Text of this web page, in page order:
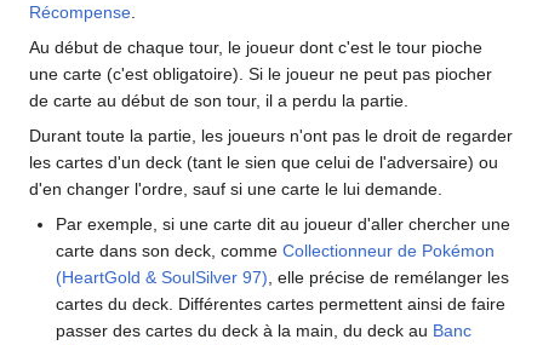
Récompense
Au début de chaque tour, le joueur dont c'est le tour pioche
une carte (c'est obligatoire). Si le joueur ne peut pas piocher
de carte au début de son tour, il a perdu la partie.
Durant toute la partie, les joueurs n'ont pas le droit de regarder
les cartes d'un deck (tant le sien que celui de l'adversaire) ou
d'en changer l'ordre, sauf si une carte le lui demande.
Par exemple, si une carte dit au joueur d'aller chercher une
carte dans son deck, commeCollectionneur de Pokémon
(HeartGold & SoulSilver 97) , elle précise de remélanger les
cartes du deck. Différentes cartes permettent ainsi de faire
passer des cartes du deck à la main, du deck au Banc